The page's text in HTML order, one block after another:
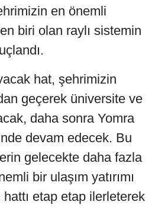
en önemli
biri olan raylı sistemin
hat, şehrimizin
geçerek üniversite ve
daha sonra Yomra
devam edecek. Bu
gelecekte daha fazla
bir ulaşım yatırımı
etap etap ilerleterek